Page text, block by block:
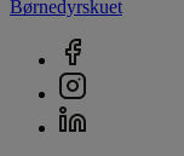
Børnedyrskuet